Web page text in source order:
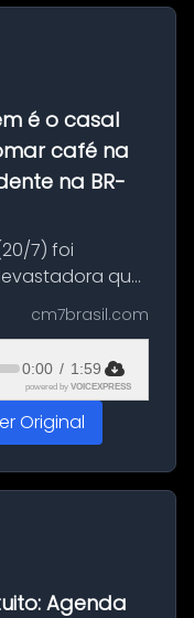
é o casal
café na
na BR-
7) foi
que
jovens na
Um passeio
cm7brasil.com
0:00 / 1:59
powered by VOICEXPRESS
Original
Agenda